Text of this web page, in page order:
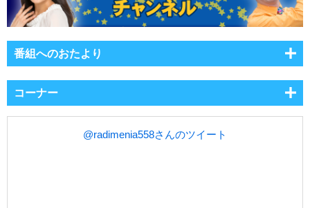
番組へのおたより
コーナー
@radimenia558さんのツイート